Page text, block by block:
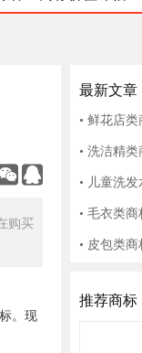

购买
。现
最新文章
• 鲜花店
• 洗洁精
• 儿童洗
• 毛衣类
• 皮包类
推荐商标